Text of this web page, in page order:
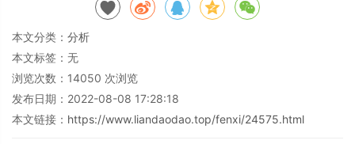
本文分类： 分析
本文标签：无
浏览次数： 14050 次浏览
发布日期：2022-08-08 17:28:18
本文链接： https://www.liandaodao.top/fenxi/24575.html